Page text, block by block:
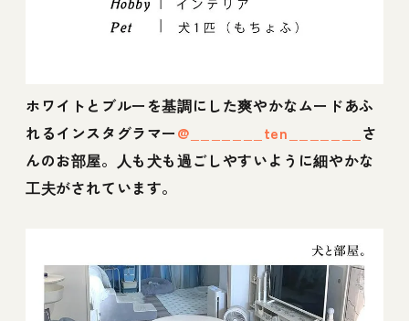
ホワイトとブルーを基調にした爽やかなムードあふ
れるインスタグラマー@_______ten_______ さ
んのお部屋。人も犬も過ごしやすいように細やかな
工夫がされています。